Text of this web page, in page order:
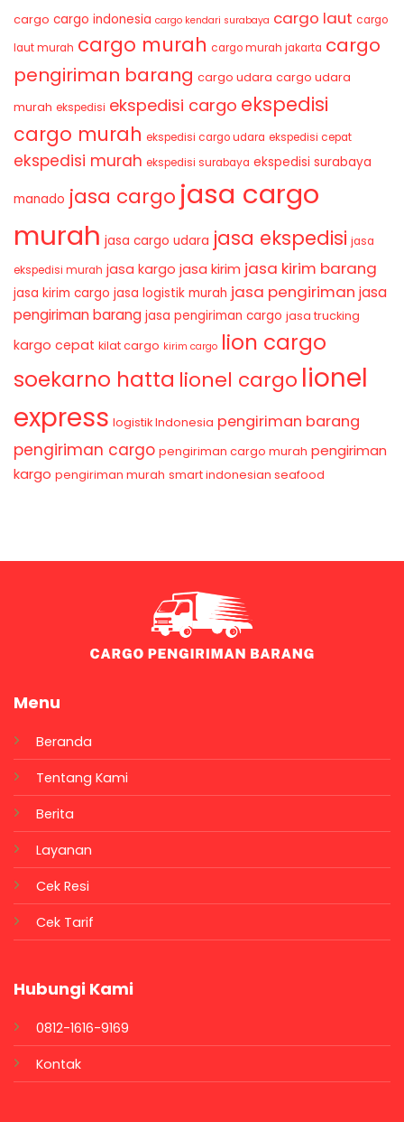
cargo cargo indonesia cargo kendari surabaya cargo laut cargo
laut murah cargo murah cargo murah jakarta cargo
pengiriman barang cargo udara cargo udara
murah ekspedisi ekspedisi cargo ekspedisi
cargo murah ekspedisi cargo udara ekspedisi cepat
ekspedisi murah ekspedisi surabaya ekspedisi surabaya
manado jasa cargo jasa cargo
murah jasa cargo udara jasa ekspedisi jasa
ekspedisi murah jasa kargo jasa kirim jasa kirim barang
jasa kirim cargo jasa logistik murah jasa pengiriman jasa
pengiriman barang jasa pengiriman cargo jasa trucking
kargo cepat kilat cargo kirim cargo lion cargo
soekarno hatta lionel cargo lionel
express logistik Indonesia pengiriman barang
pengiriman cargo pengiriman cargo murah pengiriman
kargo pengiriman murah smart indonesian seafood
Menu
Beranda
Tentang Kami
Berita
Layanan
Cek Resi
Cek Tarif
Hubungi Kami
0812-1616-9169
Kontak